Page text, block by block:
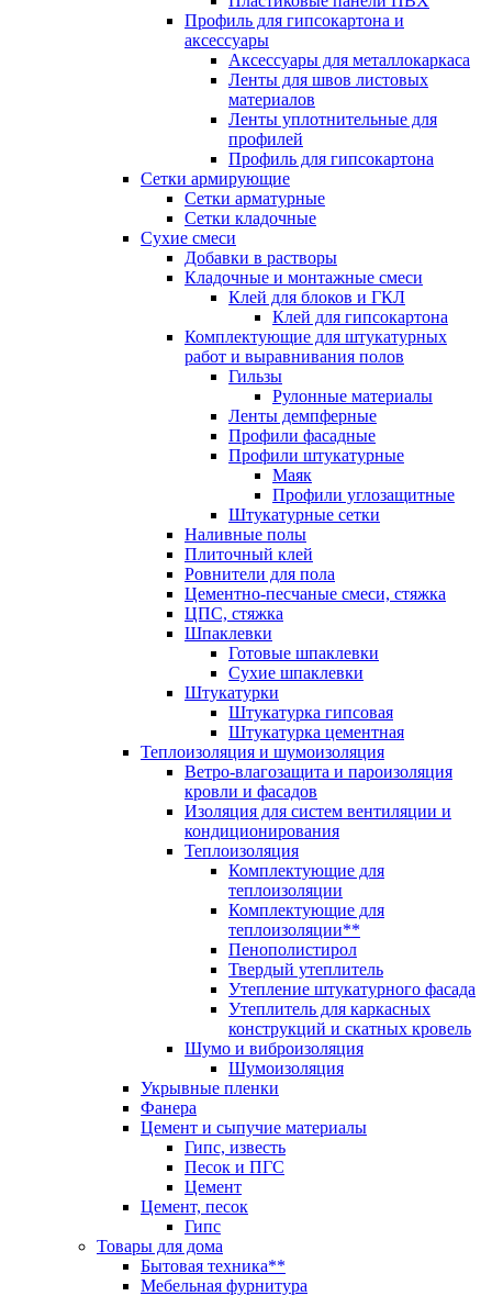
Профиль для гипсокартона и
аксессуары
Аксессуары для металлокаркаса
Ленты для швов листовых
материалов
Ленты уплотнительные для
профилей
Профиль для гипсокартона
Сетки армирующие
Сетки арматурные
Сетки кладочные
Сухие смеси
Добавки в растворы
Кладочные и монтажные смеси
Клей для блоков и ГКЛ
Клей для гипсокартона
Комплектующие для штукатурных
работ и выравнивания полов
Гильзы
Рулонные материалы
Ленты демпферные
Профили фасадные
Профили штукатурные
Маяк
Профили углозащитные
Штукатурные сетки
Наливные полы
Плиточный клей
Ровнители для пола
Цементно-песчаные смеси, стяжка
ЦПС, стяжка
Шпаклевки
Готовые шпаклевки
Сухие шпаклевки
Штукатурки
Штукатурка гипсовая
Штукатурка цементная
Теплоизоляция и шумоизоляция
Ветро-влагозащита и пароизоляция
кровли и фасадов
Изоляция для систем вентиляции и
кондиционирования
Теплоизоляция
Комплектующие для
теплоизоляции
Комплектующие для
теплоизоляции**
Пенополистирол
Твердый утеплитель
Утепление штукатурного фасада
Утеплитель для каркасных
конструкций и скатных кровель
Шумо и виброизоляция
Шумоизоляция
Укрывные пленки
Фанера
Цемент и сыпучие материалы
Гипс, известь
Песок и ПГС
Цемент
Цемент, песок
Гипс
Товары для дома
Бытовая техника**
Мебельная фурнитура